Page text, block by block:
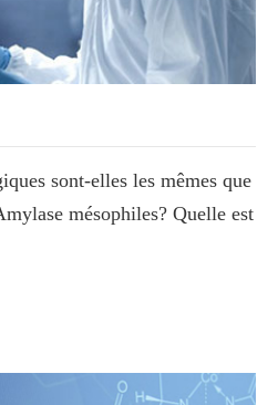
sont-elles les mêmes que
mésophiles? Quelle est